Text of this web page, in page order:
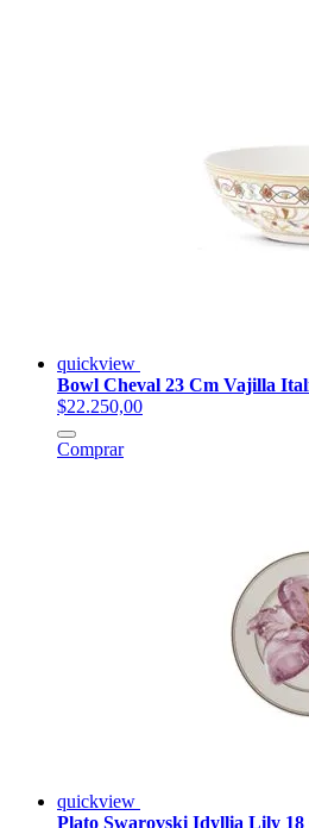
quickview
Bowl Cheval 23 Cm Vajilla
$22.250,00
Comprar
quickview
Plato Swarovski Idyllia Lily 18